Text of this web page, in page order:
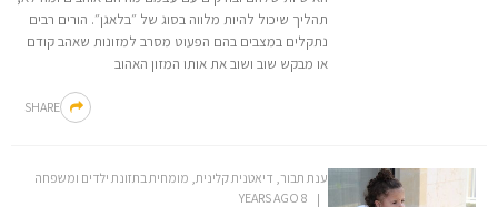
תהליך שיכול להיות מלווה בסוג של ״בלאגן״. הורים רבים
נתקלים במצבים בהם הפעוט מסרב למזונות שאהב קודם
או מבקש שוב ושוב את אותו המזון האהוב
SHARE
ענת תבור, דיאטנית קלינית, מומחית בתזונת ילדים ומשפחה
8 YEARS AGO